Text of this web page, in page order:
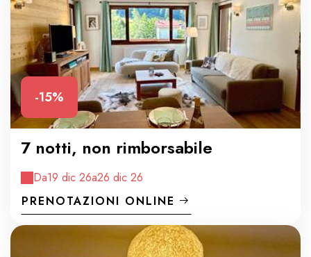
-15%
7 notti, non rimborsabile
Da19 dic 26a26 dic 26
PRENOTAZIONI ONLINE